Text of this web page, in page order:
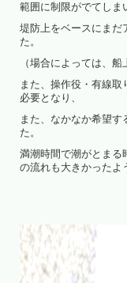
範囲に制限がでてしま
堤防上をベースにまだ
た。
（場合によっては、船
また、操作役・有線
必要となり、
また、なかなか希望す
た。
満潮時間で潮がとまる
の流れも大きかったよ